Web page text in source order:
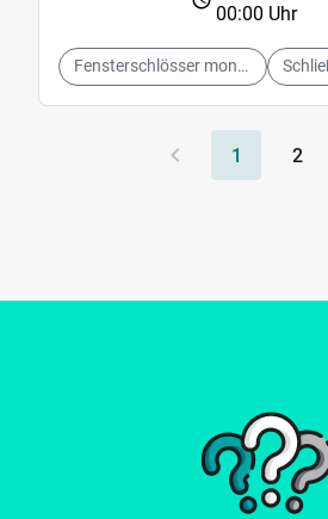
00:00 Uhr
Fensterschlösser montieren
1 2